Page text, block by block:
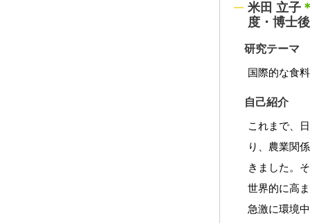
米田 立子
度・博士
研究テーマ
国際的な食
自己紹介
これまで、
り、農業関
きました。
世界的に高
急激に環境